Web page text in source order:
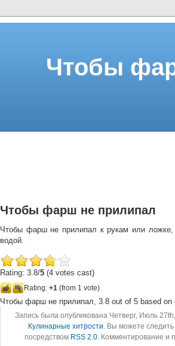
Чтобы
Чтобы фарш не прилипал
Чтобы фарш не прилипал к рукам или ложке,
водой.
Rating: 3.8/5 (4 votes cast)
Rating: +1 (from 1 vote)
Чтобы фарш не прилипал, 3.8 out of 5 based on
Запись была опубликована Четверг, Июль
Кулинарные хитрости. Вы можете
посредством RSS 2.0. Комментирование и